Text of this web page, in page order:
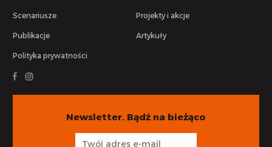
Scenariusze Projekty i akcje
Publikacje Artykuły
Polityka prywatności
Newsletter. Bądź na bieżąco